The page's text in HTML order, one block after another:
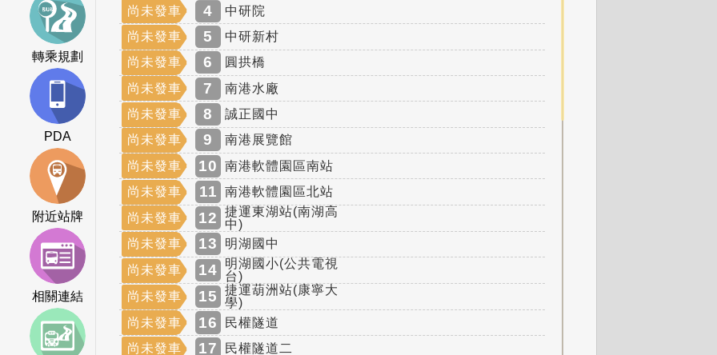
轉乘規劃
PDA
附近站牌
相關連結
尚未發車
4
中研院
尚未發車
5
中研新村
尚未發車
6
圓拱橋
尚未發車
7
南港水廠
尚未發車
8
誠正國中
尚未發車
9
南港展覽館
尚未發車
10
南港軟體園區南站
尚未發車
11
南港軟體園區北站
尚未發車
12
捷運東湖站(南湖高
中)
尚未發車
13
明湖國中
尚未發車
14
明湖國小(公共電視
台)
尚未發車
15
捷運葫洲站(康寧大
學)
尚未發車
16
民權隧道
尚未發車
17 民權隧道二